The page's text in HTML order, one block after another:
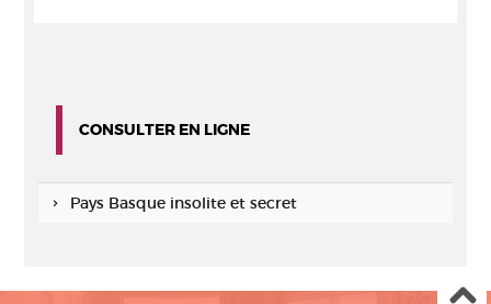
CONSULTER EN LIGNE
Pays Basque insolite et secret